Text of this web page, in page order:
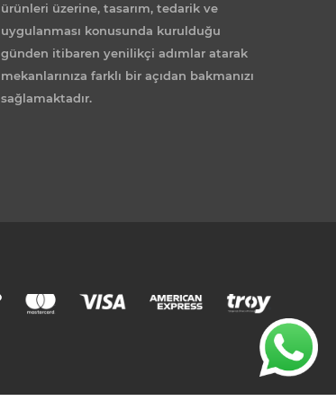
ürünleri üzerine, tasarım, tedarik ve
uygulanması konusunda kurulduğu
günden itibaren yenilikçi adımlar atarak
mekanlarınıza farklı bir açıdan bakmanızı
sağlamaktadır.